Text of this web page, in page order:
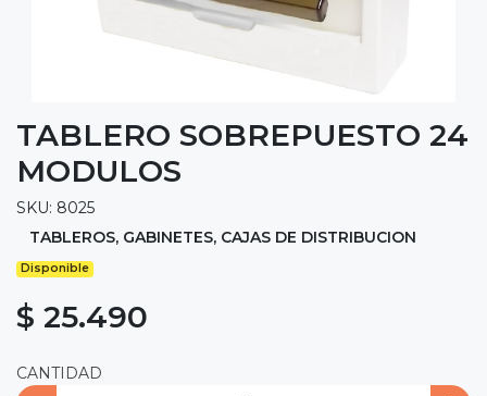
TABLERO SOBREPUESTO 24
MODULOS
SKU: 8025
TABLEROS, GABINETES, CAJAS DE DISTRIBUCION
Disponible
$ 25.490
CANTIDAD